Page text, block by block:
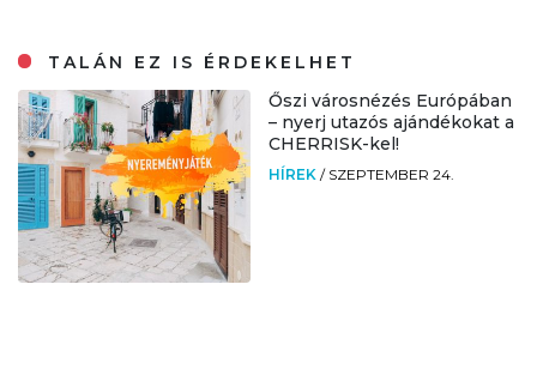
TALÁN EZ IS ÉRDEKELHET
Őszi városnézés Európában
– nyerj utazós ajándékokat a
CHERRISK-kel!
HÍREK / SZEPTEMBER 24.